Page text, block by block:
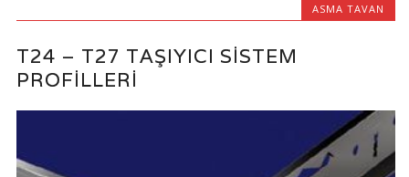
ASMA TAVAN
T24 – T27 TAŞIYICI SISTEM
PROFILLERI